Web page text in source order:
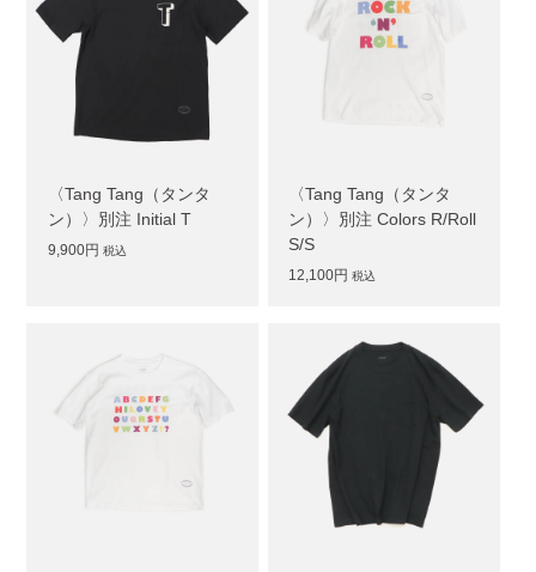
〈Tang Tang（タンタ
ン）〉別注 Initial T
9,900円 税込
〈Tang Tang（タンタ
ン）〉別注 Colors R/Roll
S/S
12,100円 税込